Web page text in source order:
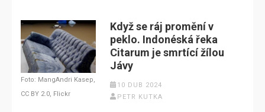
Foto: MangAndri Kasep,
CC BY 2.0, Flickr
Když se ráj promění v
peklo. Indonéská řeka
Citarum je smrtící žílou
Jávy
10 DUB 2024
PETR KUTKA